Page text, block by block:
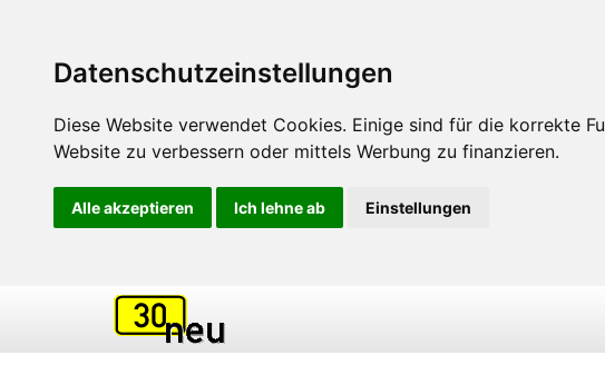
Datenschutzeinstellungen
Diese Website verwendet Cookies. Einige sind für die korrekte
Website zu verbessern oder mittels Werbung zu finanzieren.
Alle akzeptieren Ich lehne ab Einstellungen